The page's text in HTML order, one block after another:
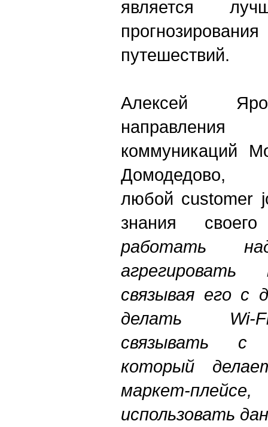
является
путешествий.
Алексей
коммуникаций
любой customer
знания
работать
связывая его с
делать Wi-
связывать c
который
маркет-плейсе,
использовать